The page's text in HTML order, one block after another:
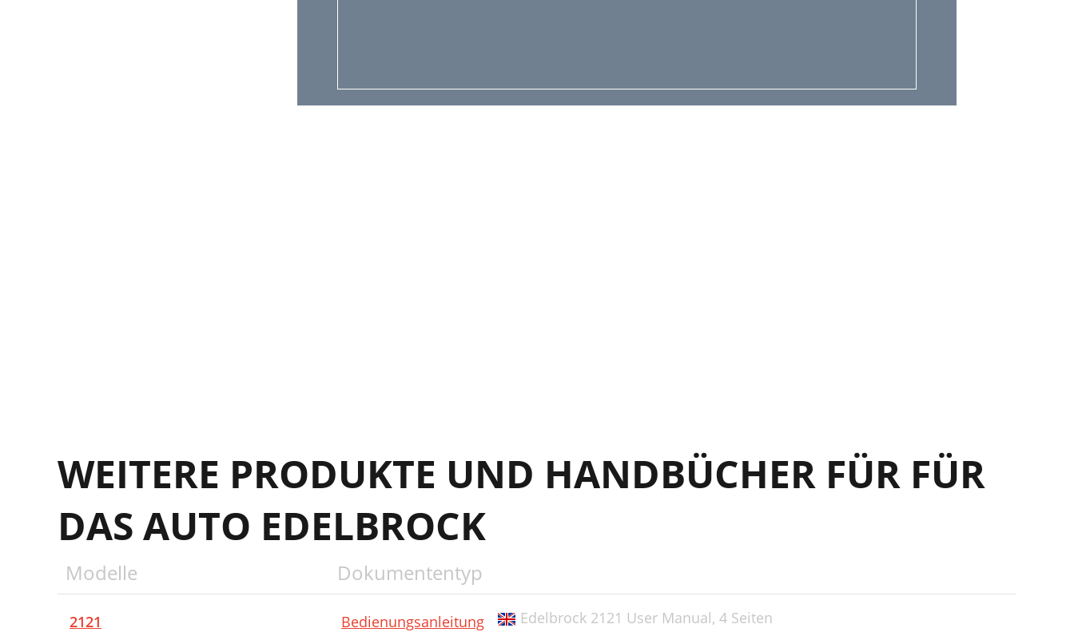
WEITERE PRODUKTE UND HANDBÜCHER FÜR FÜR
DAS AUTO EDELBROCK
Modelle Dokumententyp
2121 Bedienungsanleitung Edelbrock 2121 User Manual, 4 Seiten